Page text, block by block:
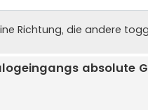
Richtung, die andere
absolute